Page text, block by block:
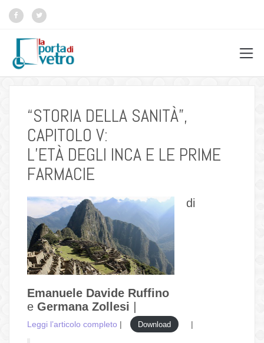
“STORIA DELLA SANITÀ”,
CAPITOLO V:
L’ETÀ DEGLI INCA E LE PRIME
FARMACIE
di
Emanuele Davide Ruffino
e Germana Zollesi
Leggi l’articolo completo | Download |